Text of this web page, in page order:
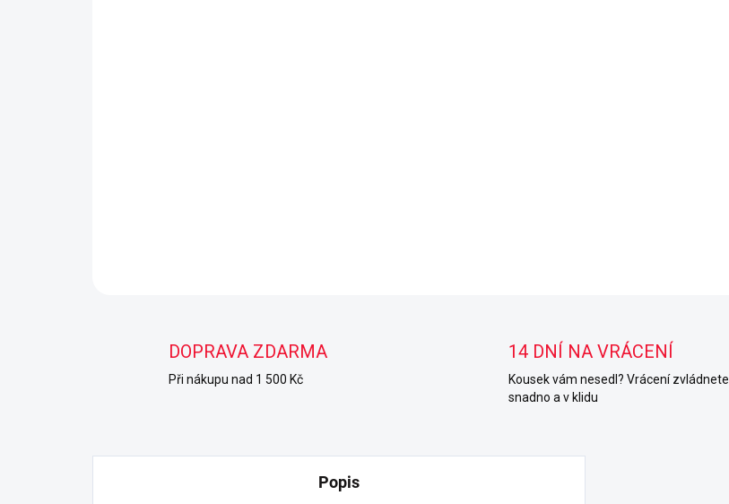
DOPRAVA ZDARMA
Při nákupu nad 1 500 Kč
14 DNÍ NA VRÁCENÍ
Kousek vám nesedl? Vrácení zvládnete
snadno a v klidu
Popis